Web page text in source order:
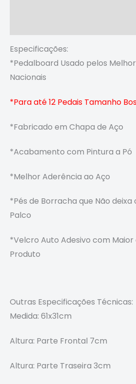
Especificações:
*Pedalboard Usado pelos
Nacionais
*Para até 12 Pedais Tamanho
*Fabricado em Chapa de Aço
*Acabamento com Pintura a Pó
*Melhor Aderência ao Aço
*Pés de Borracha que Não deixa
Palco
*Velcro Auto Adesivo com
Produto
Outras Especificações Técnicas:
Medida: 61x31cm
Altura: Parte Frontal 7cm
Altura: Parte Traseira 3cm